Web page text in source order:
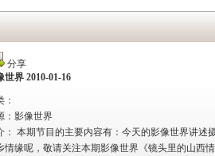
分享
世界 2010-01-16
：
： 影像世界
： 本期节目的主要内容有：今天的影像世界讲述
情缘呢，敬请关注本期影像世界《镜头里的山西